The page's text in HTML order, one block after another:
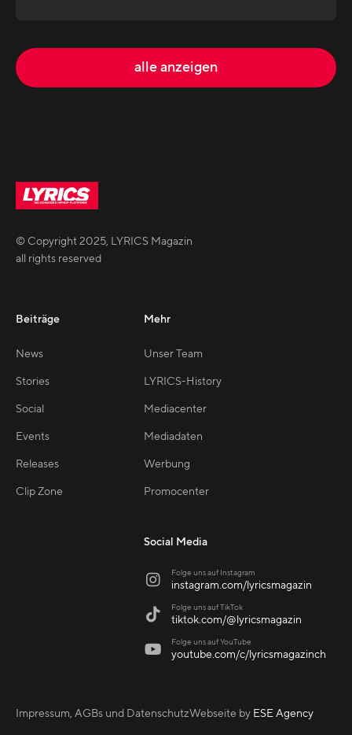
alle anzeigen
© Copyright2025, LYRICS Magazin
all rights reserved
Beiträge
News
Stories
Social
Events
Releases
Clip Zone
Mehr
Unser Team
LYRICS-History
Mediacenter
Mediadaten
Werbung
Promocenter
Social Media
 Folge uns auf Instagram
instagram.com/lyricsmagazin
 Folge uns auf TikTok
tiktok.com/@lyricsmagazin
 Folge uns auf YouTube
youtube.com/c/lyricsmagazinch
Impressum, AGBs und DatenschutzWebseite by ESE Agency